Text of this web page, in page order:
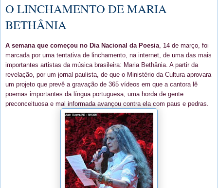
O LINCHAMENTO DE MARIA
BETHÂNIA
A semana que começou no Dia Nacional da Poesia , 14 de março, foi
marcada por uma tentativa de linchamento, na internet, de uma das mais
importantes artistas da música brasileira: Maria Bethânia. A partir da
revelação, por um jornal paulista, de que o Ministério da Cultura aprovara
um projeto que prevê a gravação de 365 vídeos em que a cantora lê
poemas importantes da língua portuguesa, uma horda de gente
preconceituosa e mal informada avançou contra ela com paus e pedras.